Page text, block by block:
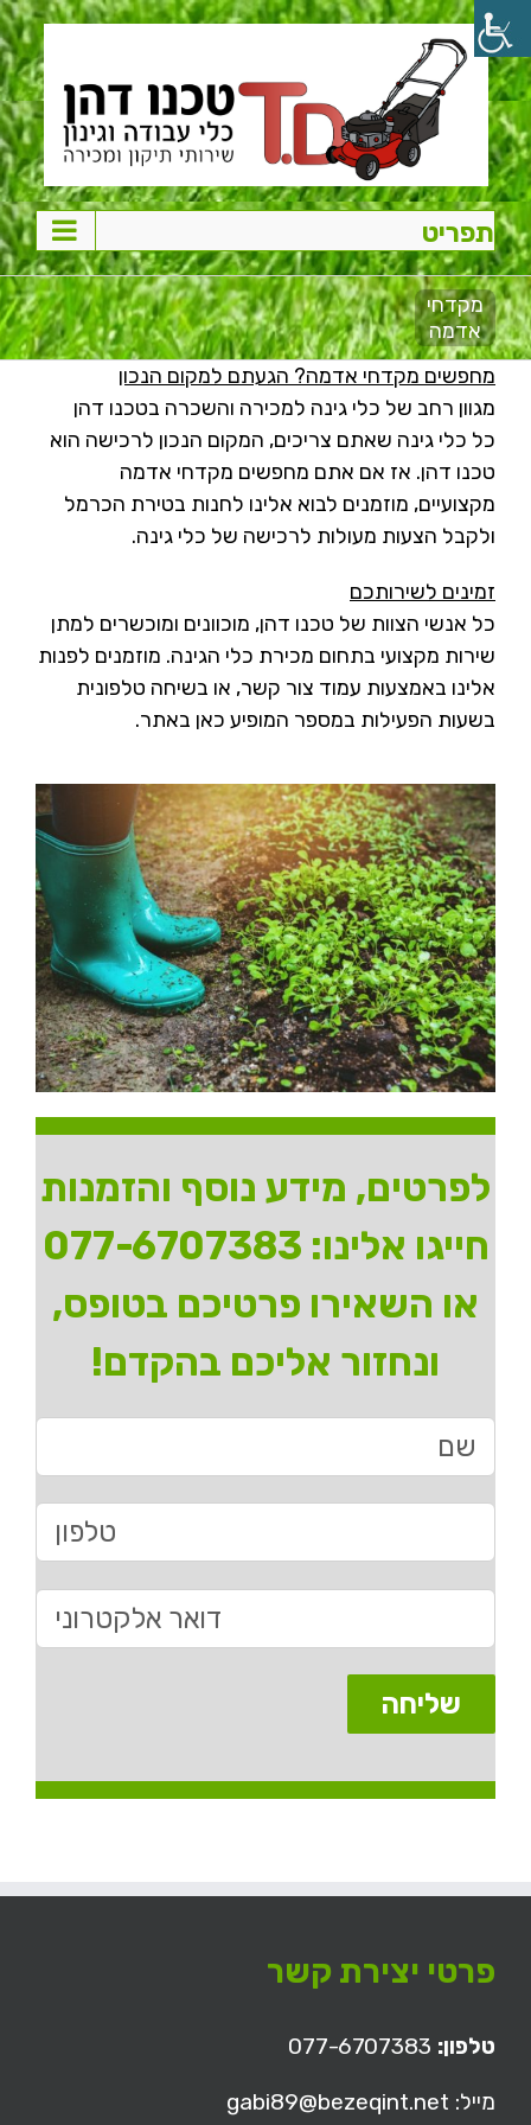
Skip
to
content
מקדחי
אדמה
מחפשים מקדחי אדמה? הגעתם למקום הנכון
מגוון רחב של כלי גינה למכירה והשכרה בטכנו דהן
כל כלי גינה שאתם צריכים, המקום הנכון לרכישה הוא
טכנו דהן. אז אם אתם מחפשים מקדחי אדמה
מקצועיים, מוזמנים לבוא אלינו לחנות בטירת הכרמל
ולקבל הצעות מעולות לרכישה של כלי גינה.
זמינים לשירותכם
כל אנשי הצוות של טכנו דהן, מוכוונים ומוכשרים למתן
שירות מקצועי בתחום מכירת כלי הגינה. מוזמנים לפנות
אלינו באמצעות עמוד צור קשר, או בשיחה טלפונית
בשעות הפעילות במספר המופיע כאן באתר.
לפרטים, מידע נוסף והזמנות
חייגו אלינו: 077-6707383
או השאירו פרטיכם בטופס,
ונחזור אליכם בהקדם!
פרטי יצירת קשר
טלפון: 077-6707383
מייל: gabi89@bezeqint.net